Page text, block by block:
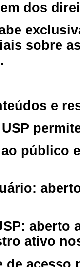
dos
sobre
e
público
aberto
ativo
de